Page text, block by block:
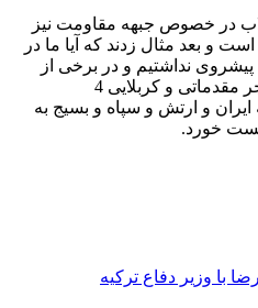
در خصوص جبهه مقاومت نیز
و بعد مثال زدند که آیا ما در
نداشتیم و در برخی از
عملیات‌ها همچون رمضان، والفجر مقدماتی و کربلایی 4
ایران و ارتش و سپاه و بسیج به
خورد.